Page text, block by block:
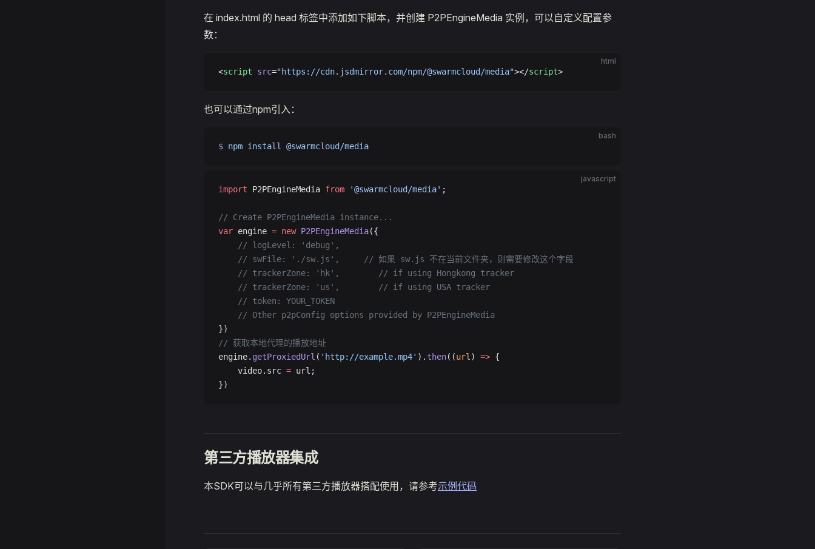
在 index.html 的 head 标签中添加如下脚本，并创建 P2PEngineMedia 实例，可以自定义配置参
数：
html
<script src="https://cdn.jsdmirror.com/npm/@swarmcloud/media"></script>
也可以通过npm引入：
bash
$ npm install @swarmcloud/media
javascript
import P2PEngineMedia from '@swarmcloud/media' ;
// Create P2PEngineMedia instance...
var engine = new P2PEngineMedia({
    // logLevel: 'debug',
    // swFile: './sw.js',
     // 如果 sw.js 不在当前文件夹，则需要修改这个字段
    // trackerZone: 'hk',
        // if using Hongkong tracker
    // trackerZone: 'us',
        // if using USA tracker
    // token: YOUR_TOKEN
    // Other p2pConfig options provided by P2PEngineMedia
})
// 获取本地代理的播放地址
engine. getProxiedUrl ( 'http://example.mp4' ).then((url ) => {
    video.src
= url;
})
第三方播放器集成
本SDK可以与几乎所有第三方播放器搭配使用，请参考示例代码